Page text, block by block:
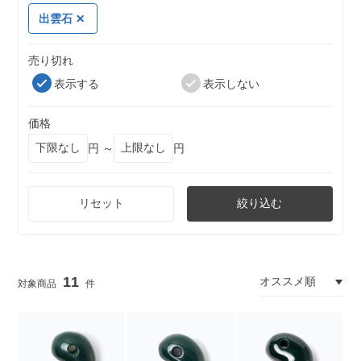
出雲石
売り切れ
表示する
表示しない
価格
円 ～
円
リセット 絞り込む
11